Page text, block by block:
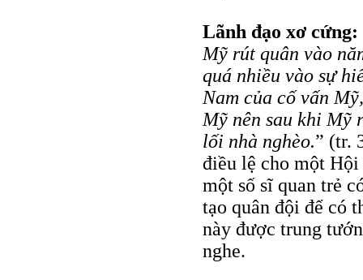
Lãnh đạo xơ cứng:
Mỹ rút quân vào
quá nhiều vào sự
Nam của cố vấn
Mỹ nên sau khi Mỹ
lối nhà nghèo.” (tr.
điều lệ cho một
một số sĩ quan trẻ
tạo quân đội để có
này được trung
nghe.